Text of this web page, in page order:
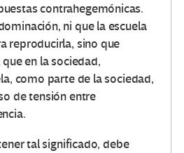
contrahegemónicas.
ni que la escuela
reproducirla, sino que
en la sociedad,
como parte de la sociedad,
de tensión entre
tal significado, debe